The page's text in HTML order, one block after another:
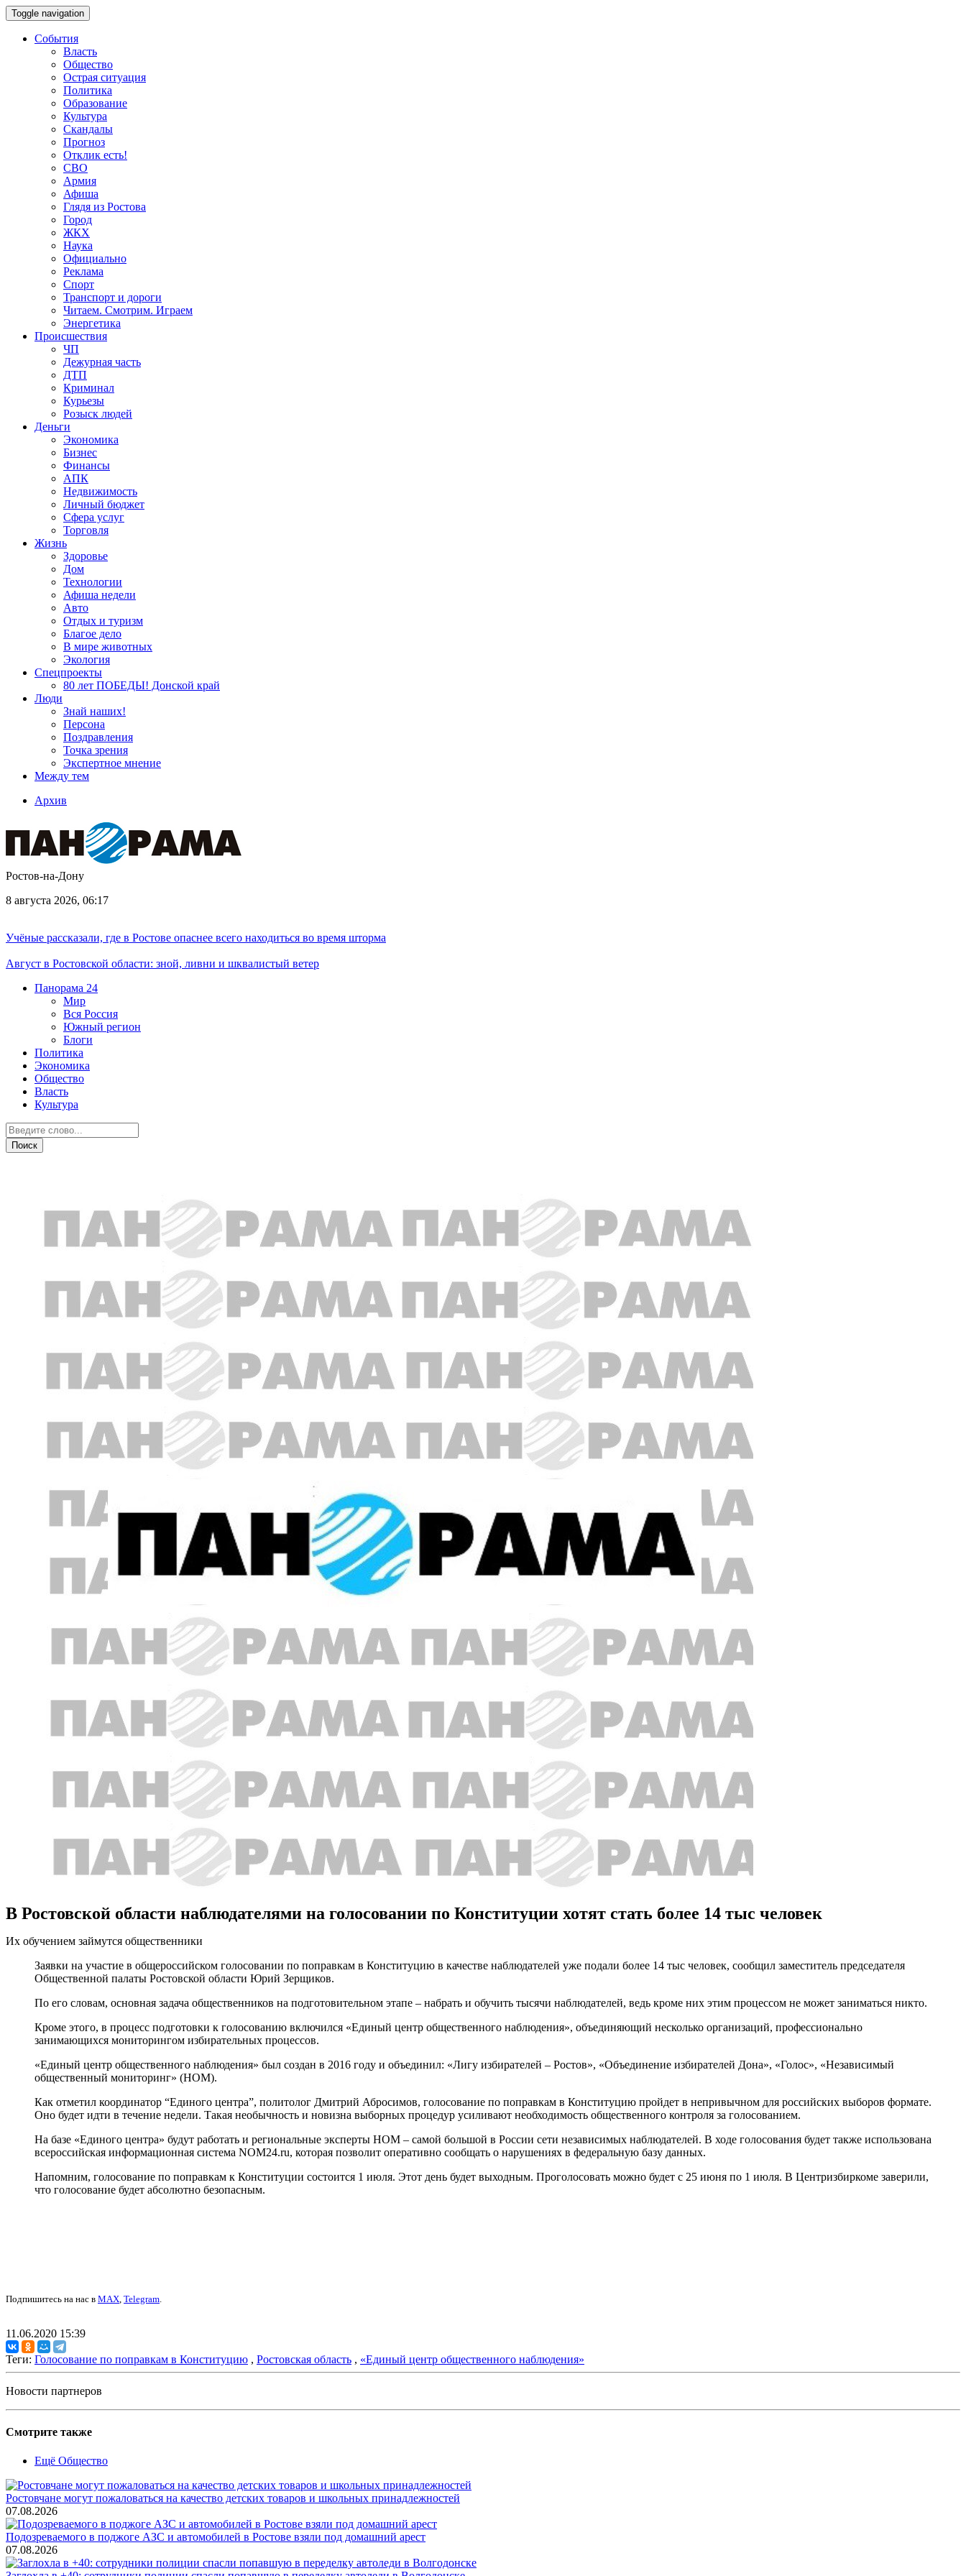
Toggle navigation
События
Власть
Общество
Острая ситуация
Политика
Образование
Культура
Скандалы
Прогноз
Отклик есть!
СВО
Армия
Афиша
Глядя из Ростова
Город
ЖКХ
Наука
Официально
Реклама
Спорт
Транспорт и дороги
Читаем. Смотрим. Играем
Энергетика
Происшествия
ЧП
Дежурная часть
ДТП
Криминал
Курьезы
Розыск людей
Деньги
Экономика
Бизнес
Финансы
АПК
Недвижимость
Личный бюджет
Сфера услуг
Торговля
Жизнь
Здоровье
Дом
Технологии
Афиша недели
Авто
Отдых и туризм
Благое дело
В мире животных
Экология
Спецпроекты
80 лет ПОБЕДЫ! Донской край
Люди
Знай наших!
Персона
Поздравления
Точка зрения
Экспертное мнение
Между тем
Архив
Ростов-на-Дону
8 августа 2026, 06:17
Учёные рассказали, где в Ростове опаснее всего находиться во время шторма
Август в Ростовской области: зной, ливни и шквалистый ветер
Панорама 24
Мир
Вся Россия
Южный регион
Блоги
Политика
Экономика
Общество
Власть
Культура
В Ростовской области наблюдателями на голосовании по Конституции хотят стать более 14 тыс человек
Их обучением займутся общественники
Заявки на участие в общероссийском голосовании по поправкам в Конституцию в качестве наблюдателей уже подали более 14 тыс человек, сообщил заместитель председателя
Общественной палаты Ростовской области Юрий Зерщиков.
По его словам, основная задача общественников на подготовительном этапе – набрать и обучить тысячи наблюдателей, ведь кроме них этим процессом не может заниматься никто.
Кроме этого, в процесс подготовки к голосованию включился «Единый центр общественного наблюдения», объединяющий несколько организаций, профессионально
занимающихся мониторингом избирательных процессов.
«Единый центр общественного наблюдения» был создан в 2016 году и объединил: «Лигу избирателей – Ростов», «Объединение избирателей Дона», «Голос», «Независимый
общественный мониторинг» (НОМ).
Как отметил координатор “Единого центра”, политолог Дмитрий Абросимов, голосование по поправкам в Конституцию пройдет в непривычном для российских выборов формате.
Оно будет идти в течение недели. Такая необычность и новизна выборных процедур усиливают необходимость общественного контроля за голосованием.
На базе «Единого центра» будут работать и региональные эксперты НОМ – самой большой в России сети независимых наблюдателей. В ходе голосования будет также использована
всероссийская информационная система NOM24.ru, которая позволит оперативно сообщать о нарушениях в федеральную базу данных.
Напомним, голосование по поправкам к Конституции состоится 1 июля. Этот день будет выходным. Проголосовать можно будет с 25 июня по 1 июля. В Центризбиркоме заверили,
что голосование будет абсолютно безопасным.
Подпишитесь на нас в MAX, Telegram.
11.06.2020 15:39
Теги: Голосование по поправкам в Конституцию , Ростовская область , «Единый центр общественного наблюдения»
Новости партнеров
Смотрите также
Ещё Общество
Ростовчане могут пожаловаться на качество детских товаров и школьных принадлежностей
07.08.2026
Подозреваемого в поджоге АЗС и автомобилей в Ростове взяли под домашний арест
07.08.2026